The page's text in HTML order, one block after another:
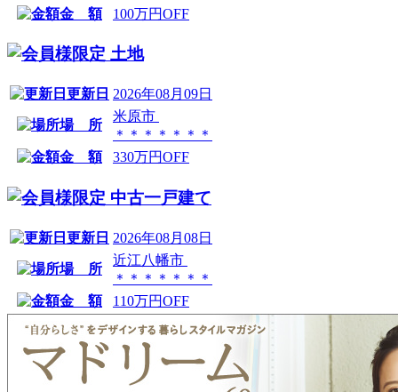
金 額
100万円OFF
土地
更新日 2026年08月09日
場 所
米原市
＊＊＊＊＊＊＊
金 額
330万円OFF
中古一戸建て
更新日 2026年08月08日
場 所
近江八幡市
＊＊＊＊＊＊＊
金 額
110万円OFF